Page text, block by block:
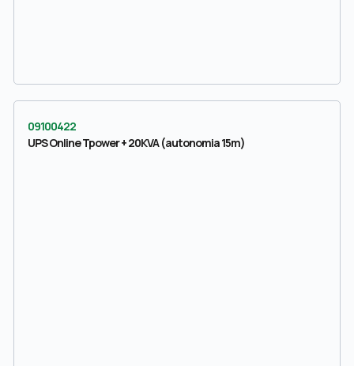
09100422
UPS Online Tpower + 20KVA (autonomia 15m)